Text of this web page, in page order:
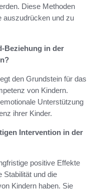
Diese Methoden
auszudrücken und zu
Beziehung in der
den Grundstein für das
von Kindern.
Unterstützung
ihrer Kinder.
Intervention in der
positive Effekte
Stabilität und die
Kindern haben. Sie